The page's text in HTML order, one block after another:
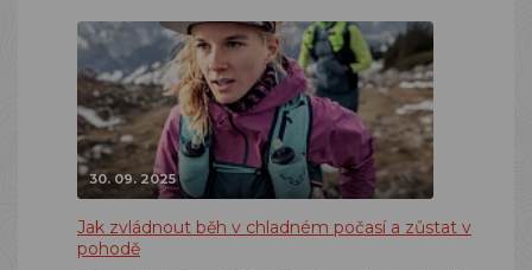
30. 09. 2025
Jak zvládnout běh v chladném počasí a zůstat v
pohodě